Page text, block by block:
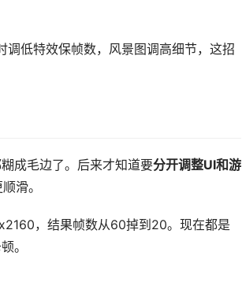
调低特效保帧数，风景图调高细节，这招
成毛边了。后来才知道要分开调整UI和游
滑。
，结果帧数从60掉到20。现在都是
。